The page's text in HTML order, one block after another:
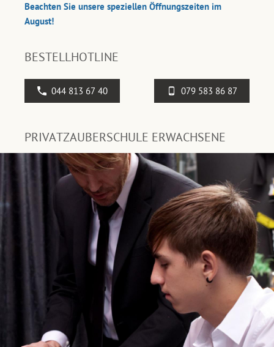
Beachten Sie unsere speziellen Öffnungszeiten im
August!
BESTELLHOTLINE
044 813 67 40 079 583 86 87
PRIVATZAUBERSCHULE ERWACHSENE